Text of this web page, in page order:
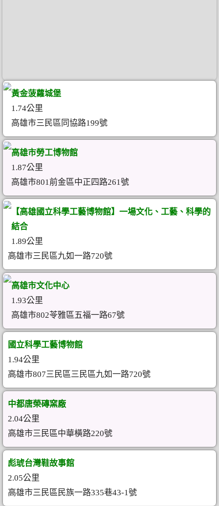
黃金菠蘿城堡
1.74公里
高雄市三民區同協路199號
高雄市勞工博物館
1.87公里
高雄市801前金區中正四路261號
【高雄國立科學工藝博物館】一場文化、工藝、科學的
結合
1.89公里
高雄市三民區九如一路720號
高雄市文化中心
1.93公里
高雄市802苓雅區五福一路67號
國立科學工藝博物館
1.94公里
高雄市807三民區三民區九如一路720號
中都唐榮磚窯廠
2.04公里
高雄市三民區中華橫路220號
彪琥台灣鞋故事館
2.05公里
高雄市三民區民族一路335巷43-1號